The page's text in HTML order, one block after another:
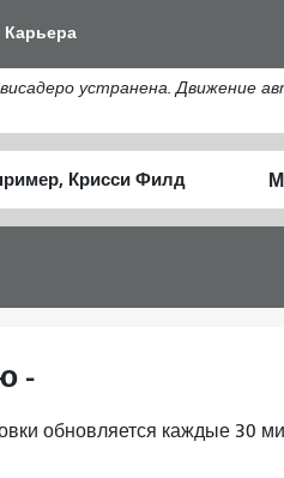
Карьера
устранена. Движение
я
-
обновляется каждые 30